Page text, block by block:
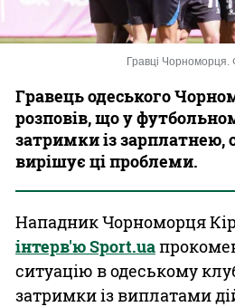
Гравці
Гравець одеського
розповів, що у
затримки із зарплатнею,
вирішує ці проблеми.
Нападник Чорноморця
інтерв'ю Sport.ua
ситуацію в одеському
затримки із виплатами